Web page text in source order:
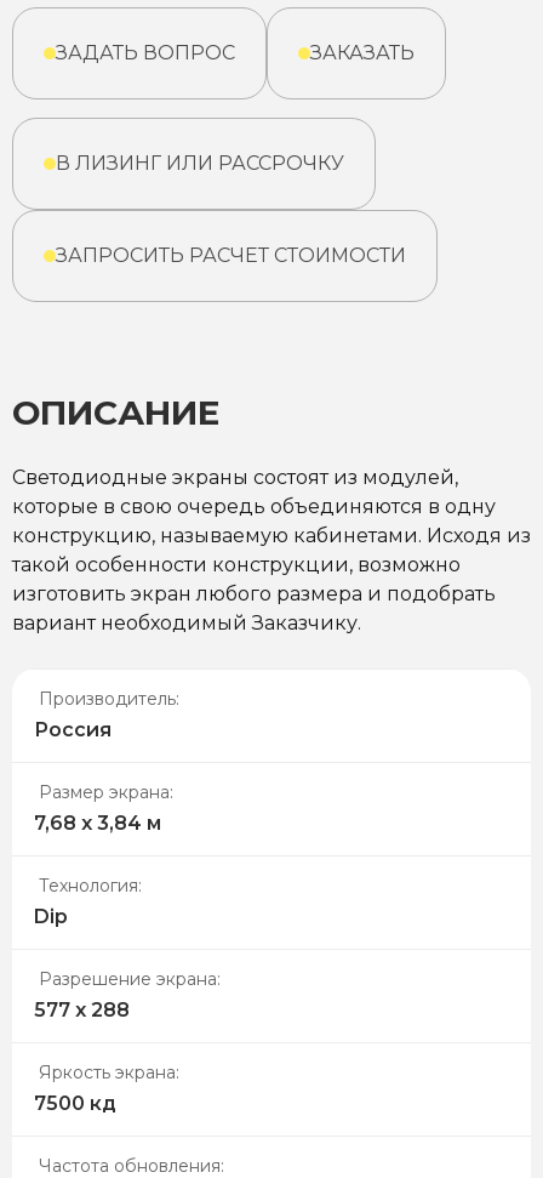
ЗАДАТЬ ВОПРОС ЗАКАЗАТЬ
В ЛИЗИНГ ИЛИ РАССРОЧКУ
ЗАПРОСИТЬ РАСЧЕТ СТОИМОСТИ
ОПИСАНИЕ
Светодиодные экраны состоят из модулей,
которые в свою очередь объединяются в одну
конструкцию, называемую кабинетами. Исходя из
такой особенности конструкции, возможно
изготовить экран любого размера и подобрать
вариант необходимый Заказчику.
Производитель:
Россия
Размер экрана:
7,68 х 3,84 м
Технология:
Dip
Разрешение экрана:
577 х 288
Яркость экрана:
7500 кд
Частота обновления: